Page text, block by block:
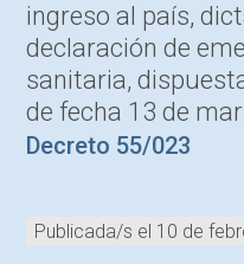
ingreso al país,
declaración de
sanitaria,
de fecha 13 de
Decreto 55/023
Publicada/s el 10 de